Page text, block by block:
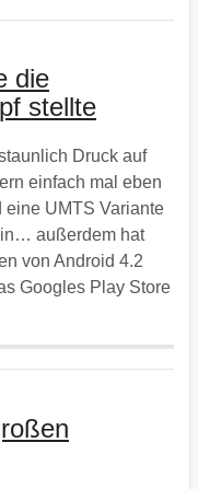
die
stellte
Druck auf
einfach mal eben
eine UMTS Variante
außerdem hat
von Android 4.2
Googles Play Store